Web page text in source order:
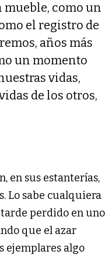
mueble, como un
el registro de
años más
un momento
vidas,
de los otros,
en sus estanterías,
Lo sabe cualquiera
perdido en uno
que el azar
ejemplares algo